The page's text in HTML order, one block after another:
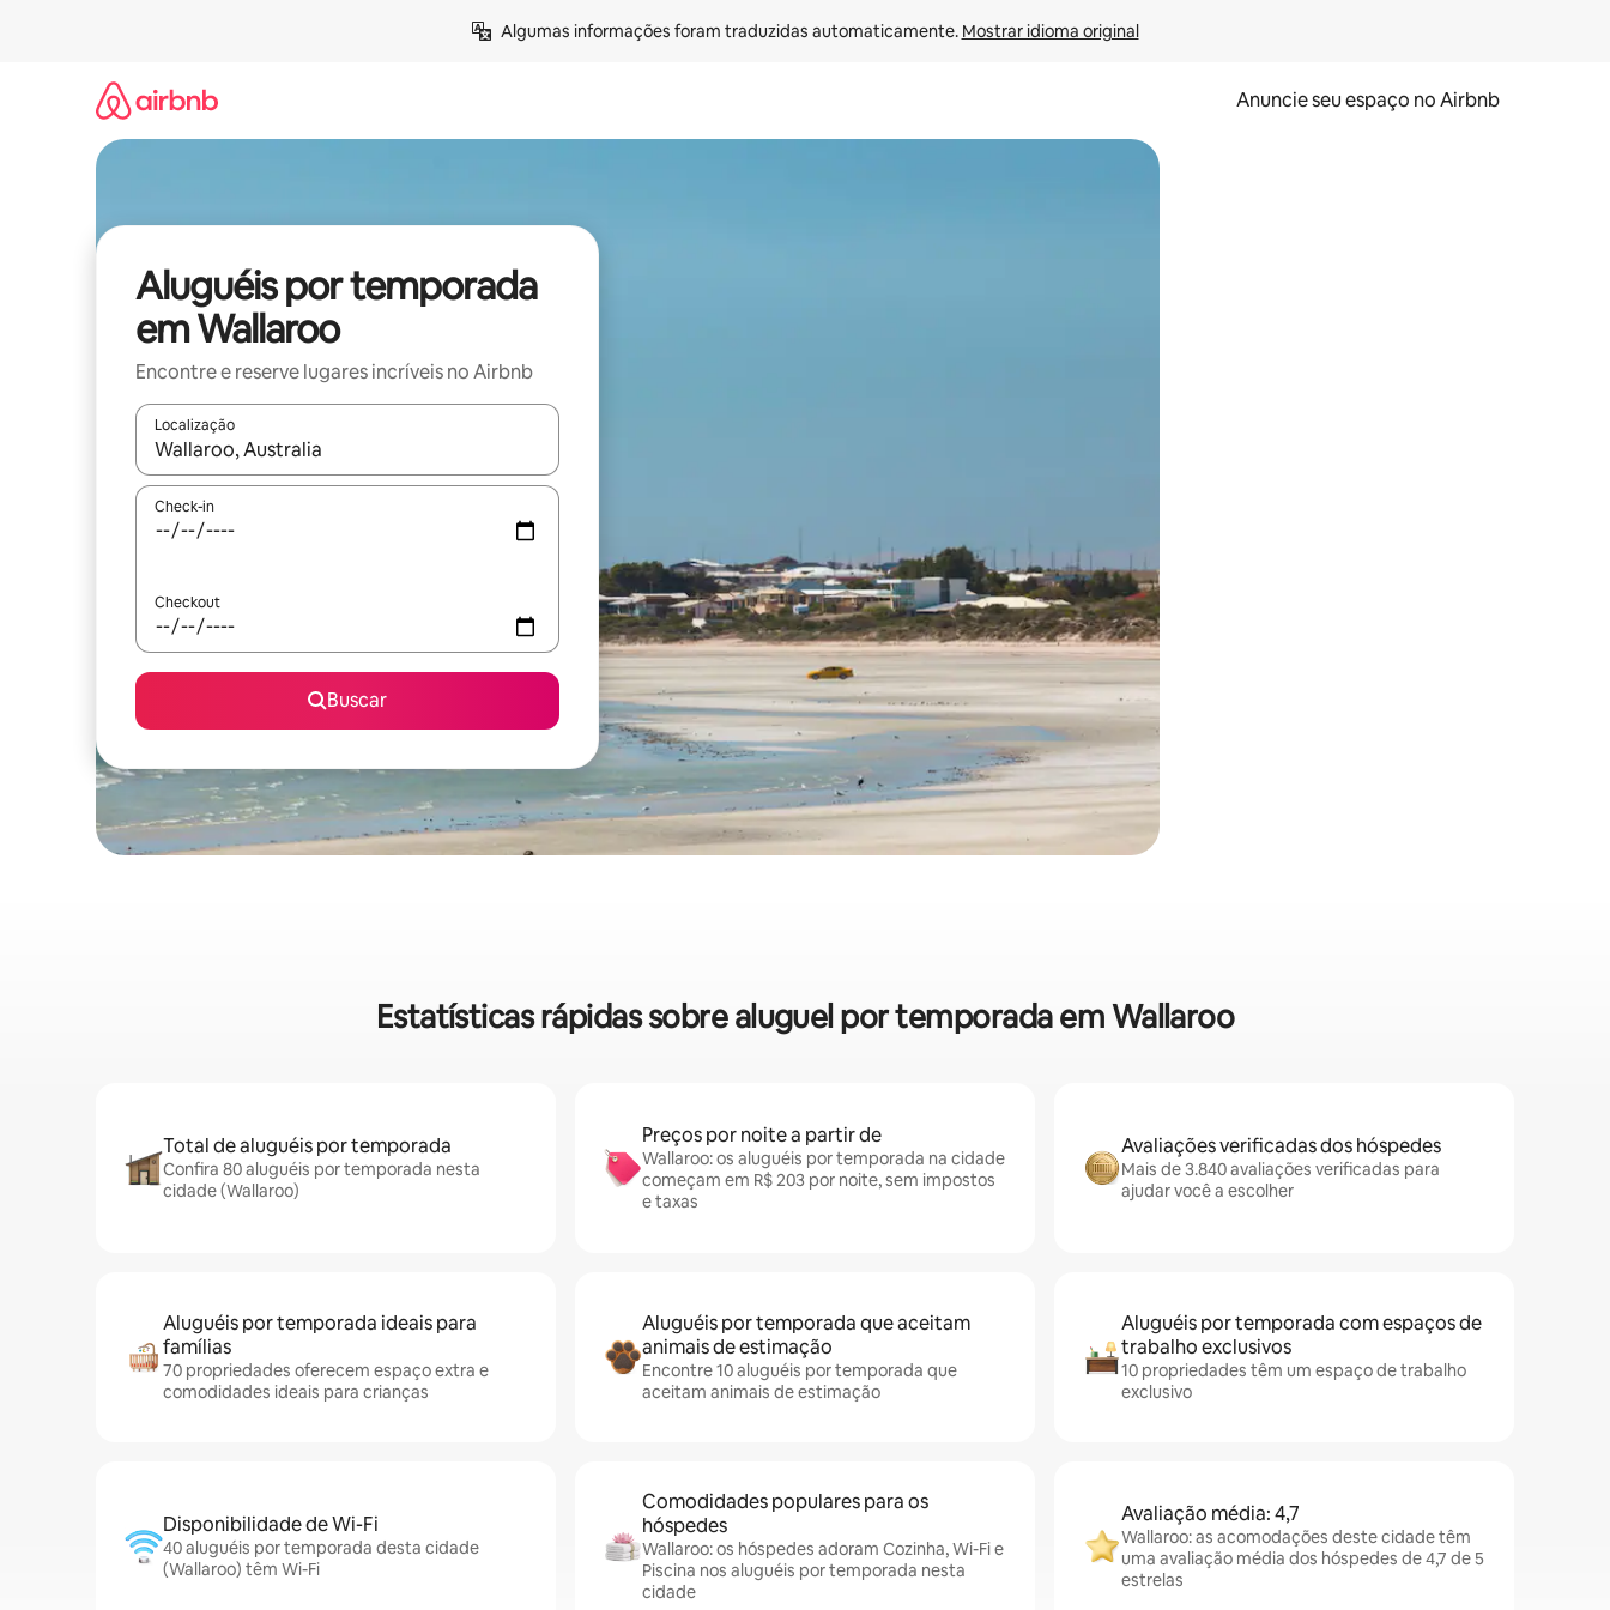
Algumas informações foram traduzidas automaticamente. Mostrar idioma original
Anuncie seu espaço no Airbnb
Aluguéis por temporada
em Wallaroo
Encontre e reserve lugares incríveis no Airbnb
Localização
Quando os resultados estiverem disponíveis, explore-os usando as seta para cima e para baixo do teclado ou tocando e deslizando o dedo na tela.
Check-in
Checkout
Buscar
Estatísticas rápidas sobre aluguel por temporada em Wallaroo
Total de aluguéis por temporada
Confira 80 aluguéis por temporada nesta
cidade (Wallaroo)
Preços por noite a partir de
Wallaroo: os aluguéis por temporada na cidade
começam em R$ 203 por noite, sem impostos
e taxas
Avaliações verificadas dos hóspedes
Mais de 3.840 avaliações verificadas para
ajudar você a escolher
Aluguéis por temporada ideais para
famílias
70 propriedades oferecem espaço extra e
comodidades ideais para crianças
Aluguéis por temporada que aceitam
animais de estimação
Encontre 10 aluguéis por temporada que
aceitam animais de estimação
Aluguéis por temporada com espaços de
trabalho exclusivos
10 propriedades têm um espaço de trabalho
exclusivo
Disponibilidade de Wi-Fi
40 aluguéis por temporada desta cidade
(Wallaroo) têm Wi-Fi
Comodidades populares para os
hóspedes
Wallaroo: os hóspedes adoram Cozinha, Wi-Fi e
Piscina nos aluguéis por temporada nesta
cidade
Avaliação média: 4,7
Wallaroo: as acomodações deste cidade têm
uma avaliação média dos hóspedes de 4,7 de 5
estrelas